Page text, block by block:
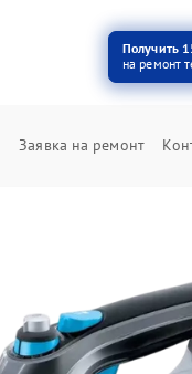
Получить
на ремонт
Заявка на ремонт